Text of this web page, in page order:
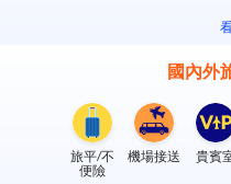
國內外
旅平/不
便險
機場接送 貴賓